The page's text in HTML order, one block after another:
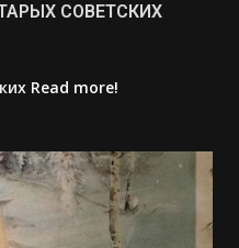
СОВЕТСКИХ
Read more!